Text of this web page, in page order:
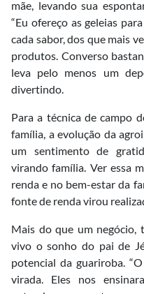
mãe, levando sua
“Eu ofereço as geleias
cada sabor, dos que mais
produtos. Converso
leva pelo menos um
divertindo.
Para a técnica de campo
família, a evolução da
um sentimento de
virando família. Ver essa
renda e no bem-estar da
fonte de renda virou
Mais do que um negócio,
vivo o sonho do pai de
potencial da guariroba.
virada. Eles nos